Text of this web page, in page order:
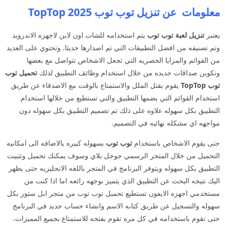
معلومات عن تنزيل توب توب 2025 TopTop
يعتبر تنزيل لعبة توب توب يتم استخدامه للشات اون لاين لاجهزه الاندرويد
وتم تصنيفه من افضل التطبيقات التي تم اصدارها حديثا. وتحتوي على العديد
من القوائم والمزايا الحصريه التي تجعل الاشخاص تتواصل مع بعضها
وتكوين صداقات جديده من خلال استخدام وظائف التطبيق لذلك تحميل توب
توب TopTop
يقوم بقتل الملل والاستمتاع بالوقت مع الاصدقاء عن طريق
استخدام القوائم التي يضمها التطبيق والتي تستطيع من خلالها استخدام
التطبيق بكل سهوله علاوه على ذلك تم تصميم التطبيق بكل سهوله دون
مواجهه اي مشكله نهائيه في التصميم.
حتى يقوم الاشخاص باستخدام توب توب بسهوله كبيره بالاضافه الى امكانيه
التحميل من خلال المتجر الرسمي جوجل بلاي وسوف يمكنك تحميل وتثبيت
التطبيق بكل سهوله ويتوفر البرنامج في المتجر باللغه الانجليزيه حتى يظهر
اليك نتيجه البحث عن التطبيق الذي يتميز بوجهه رائعه اما اذا كنت من
مستخدمي اجهزه الايفون تستطيع تحميل توب توب من متجر ابل ستور بكل
سهوله والتسجيل عن طريق كتابه الاسم وانشاء حساب جديد في البرنامج
حتى تقوم باستخدامه في كل مره تقوم بفتحه للاستمتاع بجميع المميزات.